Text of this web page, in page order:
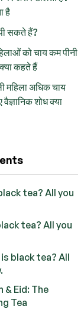
है
सकते हैं?
को चाय कम पीनी
क्या कहते हैं
महिला अधिक चाय
वैज्ञानिक शोध क्या
tea? All you
tea? All you
black tea? All
& Eid: The
Tea